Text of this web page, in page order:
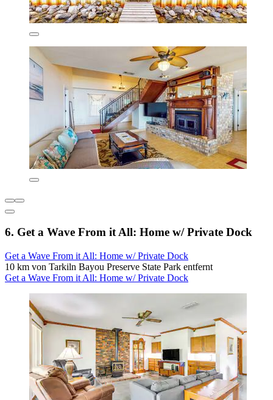
6. Get a Wave From it All: Home w/ Private Dock
Get a Wave From it All: Home w/ Private Dock
10 km von Tarkiln Bayou Preserve State Park entfernt
Get a Wave From it All: Home w/ Private Dock